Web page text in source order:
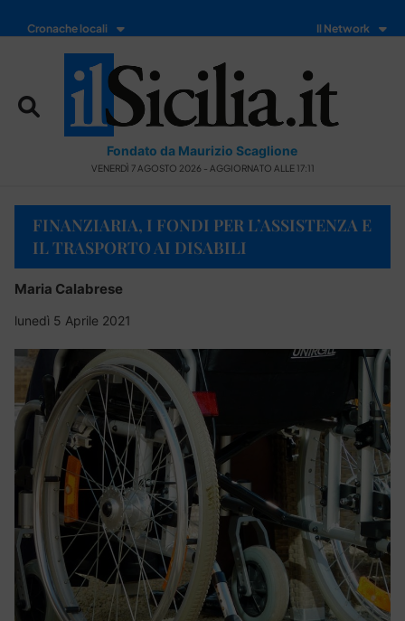
Cronache locali Il Network
Fondato da Maurizio Scaglione
VENERDÌ 7 AGOSTO 2026 - AGGIORNATO ALLE 17:11
FINANZIARIA, I FONDI PER L’ASSISTENZA E
IL TRASPORTO AI DISABILI
Maria Calabrese
lunedì 5 Aprile 2021